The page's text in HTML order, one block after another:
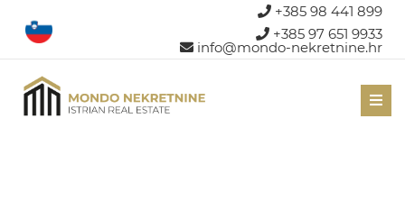
+385 98 441 899
+385 97 651 9933
info@mondo-nekretnine.hr